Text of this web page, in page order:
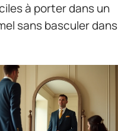
à porter dans un
sans basculer dans